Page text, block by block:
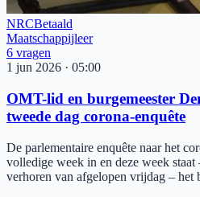
NRCBetaald
Maatschappijleer
6 vragen
1 jun 2026 · 05:00
OMT-lid en burgemeester
tweede dag corona-enquête
De parlementaire enquête naar het
volledige week in en deze week staat
verhoren van afgelopen vrijdag –